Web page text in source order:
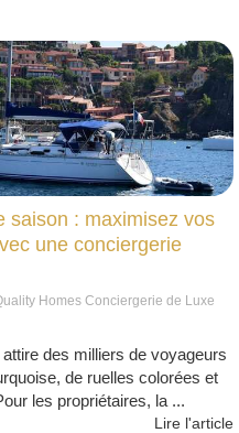
saison : maximisez vos
une conciergerie
Homes Conciergerie de Luxe
des milliers de voyageurs
de ruelles colorées et
les propriétaires, la ...
Lire l'article